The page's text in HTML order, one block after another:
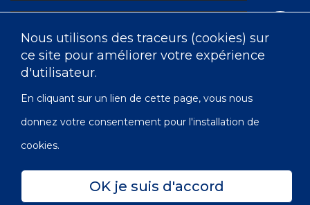
Nous utilisons des traceurs (cookies) sur
ce site pour améliorer votre expérience
d'utilisateur.
En cliquant sur un lien de cette page, vous nous
donnez votre consentement pour l'installation de
cookies.
OK je suis d'accord
Confidentialité Accessibilité Carte du site